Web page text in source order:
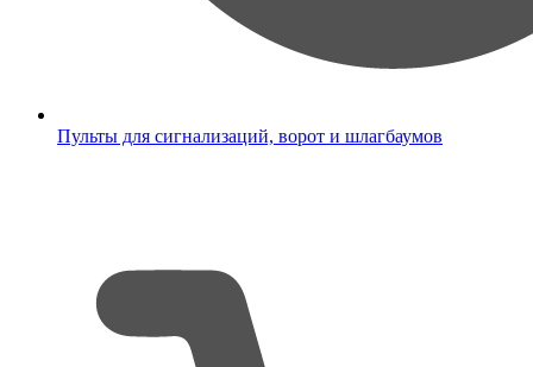
Пульты для сигнализаций, ворот и шлагбаумов